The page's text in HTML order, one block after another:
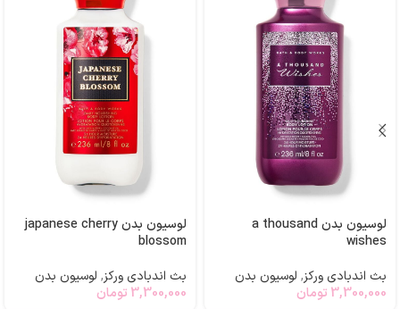
لوسیون بدن a thousand
wishes
بث اندبادی ورکز, لوسیون بدن
3,300,000 تومان
لوسیون بدن japanese cherry
blossom
بث اندبادی ورکز, لوسیون بدن
3,300,000 تومان